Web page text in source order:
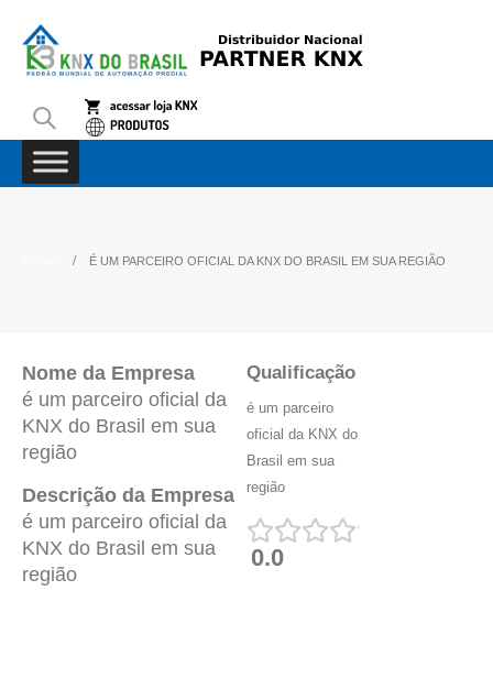
É UM PARCEIRO OFICIAL DA KNX DO BRASIL EM SUA REGIÃO
Nome da Empresa
é um parceiro oficial da
KNX do Brasil em sua
região
Descrição da Empresa
é um parceiro oficial da
KNX do Brasil em sua
região
Qualificação
é um parceiro
oficial da KNX do
Brasil em sua
região
0.0